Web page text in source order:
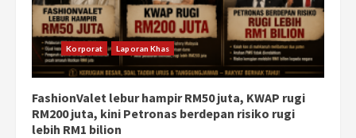
Korporat Laporan Khas
FashionValet lebur hampir RM50 juta, KWAP rugi
RM200 juta, kini Petronas berdepan risiko rugi
lebih RM1 bilion